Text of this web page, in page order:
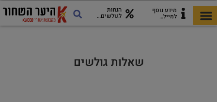
מידע נוסף
למייל…
הנחות
לגולשים…
שאלות גולשים